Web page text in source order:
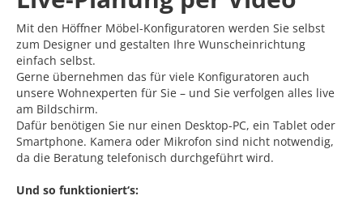
Mit den Höffner Möbel-Konfiguratoren werden Sie selbst
zum Designer und gestalten Ihre Wunscheinrichtung
einfach selbst.
Gerne übernehmen das für viele Konfiguratoren auch
unsere Wohnexperten für Sie – und Sie verfolgen alles live
am Bildschirm.
Dafür benötigen Sie nur einen Desktop-PC, ein Tablet oder
Smartphone. Kamera oder Mikrofon sind nicht notwendig,
da die Beratung telefonisch durchgeführt wird.
Und so funktioniert‘s: